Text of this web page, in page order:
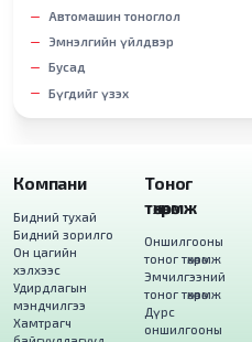
Автомашин тоноглол
Эмнэлгийн үйлдвэр
Бусад
Бүгдийг үзэх
Компани
Бидний тухай
Бидний зорилго
Он цагийн
хэлхээс
Удирдлагын
мэндчилгээ
Хамтрагч
Тоног
төхөөрөмж
Оншилгооны
тоног төхөөрөмж
Эмчилгээний
тоног төхөөрөмж
Дүрс
оншилгооны